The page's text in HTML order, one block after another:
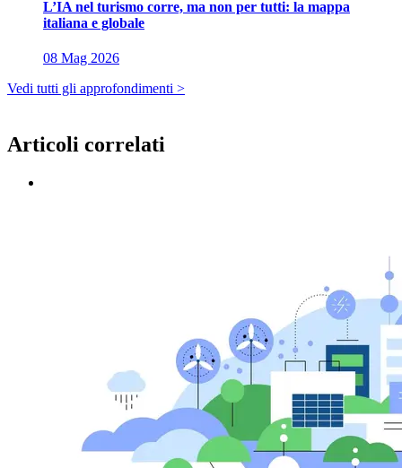
L’IA nel turismo corre, ma non per tutti: la mappa
italiana e globale
08 Mag 2026
Vedi tutti gli approfondimenti >
Articoli correlati